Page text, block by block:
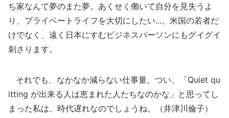
ち家なんて夢のまた夢。あくせく働いて自分を見失うよ
り、プライベートライフを大切にしたい...。米国の若者だ
けでなく、遠く日本にすむビジネスパーソンにもグイグイ
刺さります。
それでも、なかなか減らない仕事量。つい、「Quiet qu
itting が出来る人は恵まれた人たちなのかな」と思ってし
まった私は、時代遅れなのでしょうね。（井津川倫子）